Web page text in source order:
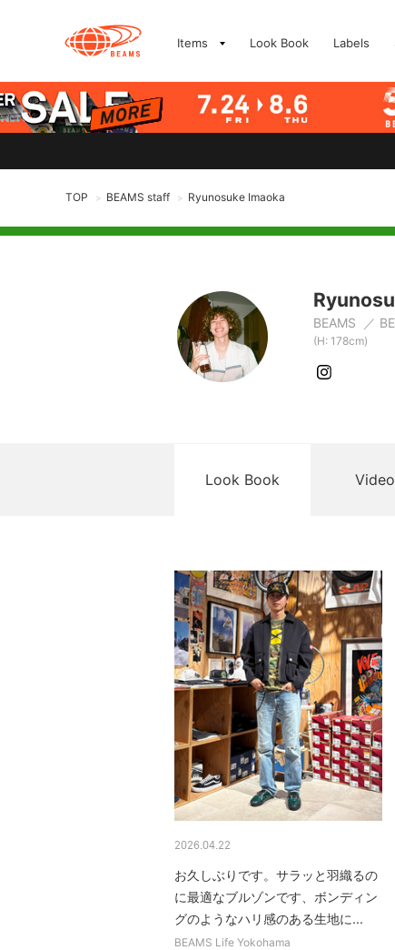
Items Look Book Labels
TOP > BEAMS staff > Ryunosuke Imaoka
BEAMS
(H: 178cm)
Look Book
2026.04.22
お久しぶりです。サラッと羽織るの
に最適なブルゾンです、ボンディン
グのようなハリ感のある生地に...
BEAMS Life Yokohama